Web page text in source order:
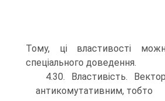
Тому, ці властивості
спеціального доведення.
4.30. Властивість.
антикомутативним, тобто